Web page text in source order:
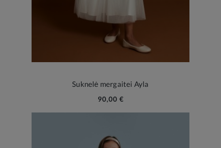
Suknelė mergaitei Ayla
90,00 €